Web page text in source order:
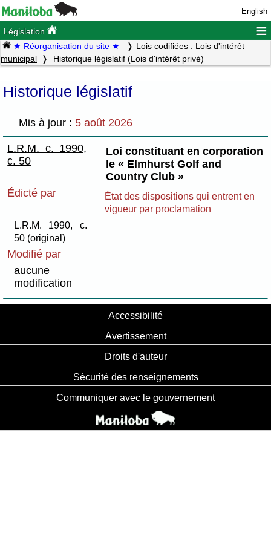
English
Législation ≡
★ Réorganisation du site ★ Lois codifiées : Lois d'intérêt
municipal
Historique législatif (Lois d'intérêt privé)
Historique législatif
Mis à jour : 5 août 2026
L.R.M. c. 1990,
c. 50
Loi constituant en corporation
le « Elmhurst Golf and
Country Club »
Édicté par
État des dispositions qui entrent en
vigueur par proclamation
L.R.M. 1990, c.
50 (original)
Modifié par
aucune
modification
Accessibilité
Avertissement
Droits d'auteur
Sécurité des renseignements
Communiquer avec le gouvernement